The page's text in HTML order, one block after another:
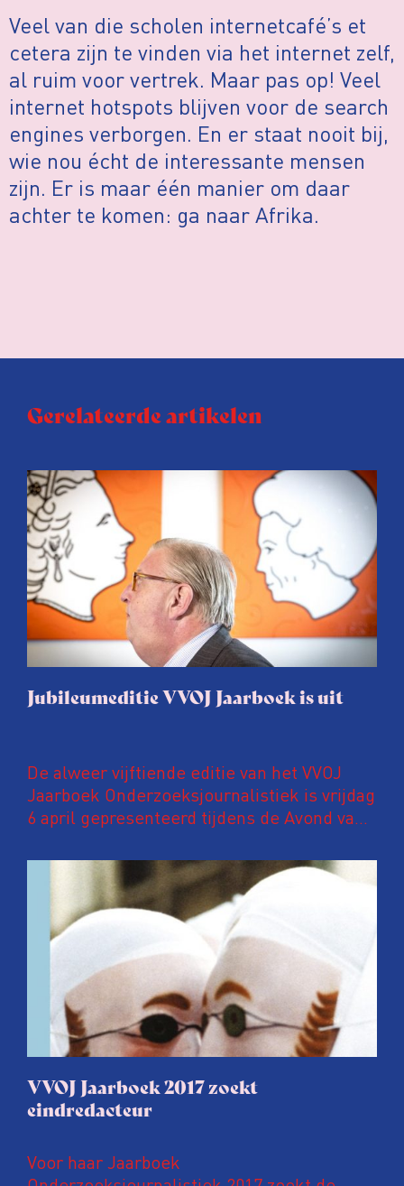
Veel van die scholen internetcafé’s et
cetera zijn te vinden via het internet zelf,
al ruim voor vertrek. Maar pas op! Veel
internet hotspots blijven voor de search
engines verborgen. En er staat nooit bij,
wie nou écht de interessante mensen
zijn. Er is maar één manier om daar
achter te komen: ga naar Afrika.
Gerelateerde artikelen
Jubileumeditie VVOJ Jaarboek is uit
De alweer vijftiende editie van het VVOJ
Jaarboek Onderzoeksjournalistiek is vrijdag
6 april gepresenteerd tijdens de Avond van
Zwijger in Amsterdam. In deze
jubileumuitgave een speciaal katern met
kleurenfoto’s waarop ANP-fotografen een
jaar onderzoeksjournalistiek in beeld
brengen.
VVOJ Jaarboek 2017 zoekt
eindredacteur
Voor haar Jaarboek